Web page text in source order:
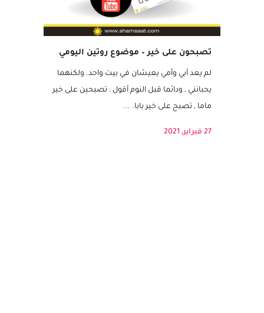
تصبحون على خير – موضوع روتين اليومي
لم يعد أبي وأمي يعيشان في بيت واحد. ولكنهما
يحبانني , ودائما قبل النوم أقول : تصبحين على خير
ماما , تصبح على خير بابا. ...